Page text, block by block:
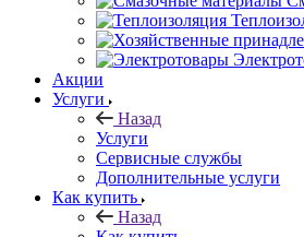
Акции
Услуги
Назад
Услуги
Сервисные службы
Дополнительные услуги
Как купить
Назад